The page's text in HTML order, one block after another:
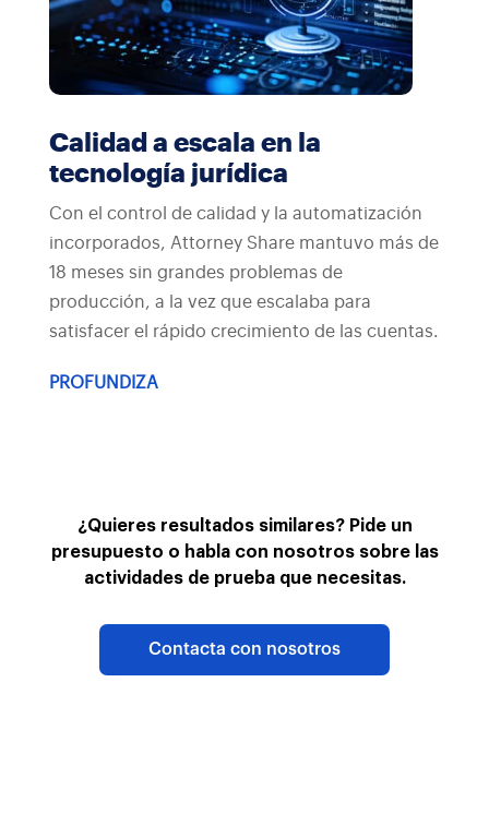
Calidad a escala en la
tecnología jurídica
Con el control de calidad y la automatización
incorporados, Attorney Share mantuvo más de
18 meses sin grandes problemas de
producción, a la vez que escalaba para
satisfacer el rápido crecimiento de las cuentas.
PROFUNDIZA
¿Quieres resultados similares? Pide un
presupuesto o habla con nosotros sobre las
actividades de prueba que necesitas.
Contacta con nosotros